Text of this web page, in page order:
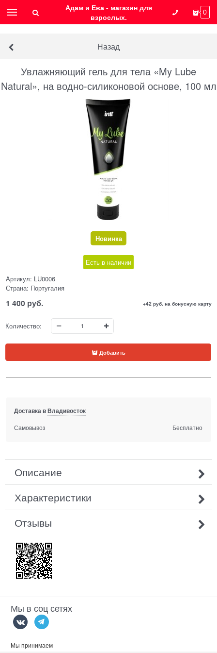
Адам и Ева - магазин для
взрослых.
0
Назад
Увлажняющий гель для тела «My Lube
Natural», на водно-силиконовой основе, 100 мл
Новинка
Есть в наличии
Артикул: LU0006
Страна: Португалия
1 400 руб. +42 руб. на бонусную карту
Количество:
Добавить
Доставка вВладивосток
Самовывоз Бесплатно
Описание
Характеристики
Отзывы
Мы в соц сетях
Мы принимаем